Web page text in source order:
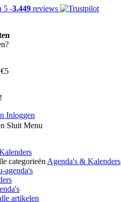
5 -3.449 reviews
Inloggen
Sluit Menu
categorieën Agenda's & Kalenders
agenda's
artikelen